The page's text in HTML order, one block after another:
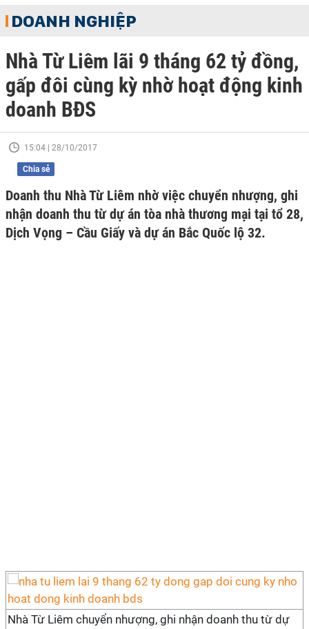
DOANH NGHIỆP
Nhà Từ Liêm lãi 9 tháng 62 tỷ đồng,
gấp đôi cùng kỳ nhờ hoạt động kinh
doanh BĐS
15:04 | 28/10/2017
Chia sẻ
Doanh thu Nhà Từ Liêm nhờ việc chuyển nhượng, ghi
nhận doanh thu từ dự án tòa nhà thương mại tại tổ 28,
Dịch Vọng – Cầu Giấy và dự án Bắc Quốc lộ 32.
Nhà Từ Liêm chuyển nhượng, ghi nhận doanh thu từ dự